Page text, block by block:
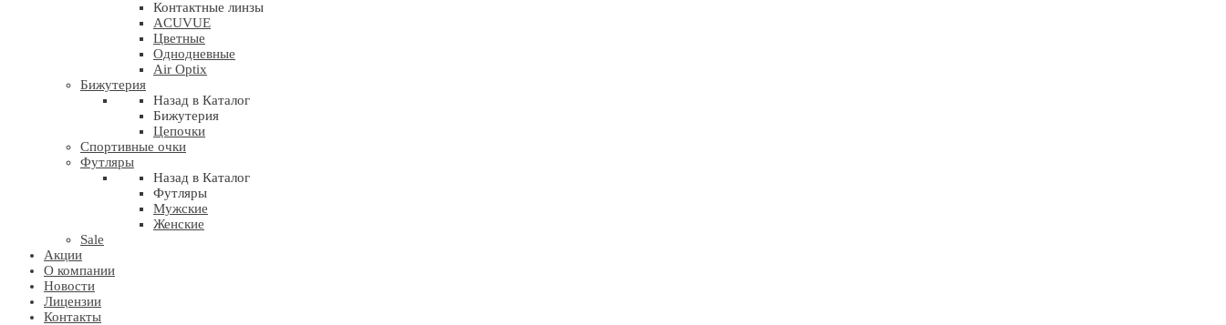
Контактные линзы
ACUVUE
Цветные
Однодневные
Air Optix
Бижутерия
Назад в Каталог
Бижутерия
Цепочки
Спортивные очки
Футляры
Назад в Каталог
Футляры
Мужские
Женские
Sale
Акции
О компании
Новости
Лицензии
Контакты